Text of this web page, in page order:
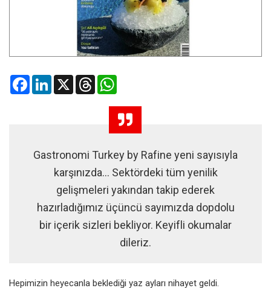
FacebookLinkedIn
X Threads
Gastronomi Turkey by Rafine yeni sayısıyla
karşınızda... Sektördeki tüm yenilik
gelişmeleri yakından takip ederek
hazırladığımız üçüncü sayımızda dopdolu
bir içerik sizleri bekliyor. Keyifli okumalar
dileriz.
Hepimizin heyecanla beklediği yaz ayları nihayet geldi.